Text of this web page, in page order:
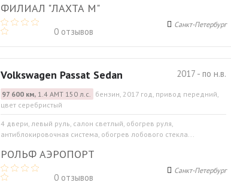
ФИЛИАЛ "ЛАХТА М"
0 отзывов
Санкт-Петербург
2017 - по н.в.
Volkswagen Passat Sedan
97 600 км,1.4 АМТ 150 л.с. бензин, 2017 год, привод передний,
цвет серебристый
4 двери, левый руль, салон светлый, обогрев руля,
антиблокировочная система, обогрев лобового стекла...
РОЛЬФ АЭРОПОРТ
0 отзывов
Санкт-Петербург